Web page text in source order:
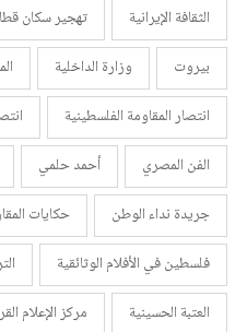
الثقافة الإيرانية
تهجير سكان
بيروت
وزارة الداخلية
انتصار المقاومة الفلسطينية
الفن المصري
أحمد حلمي
جريدة نداء الوطن
حكايات
فلسطين في الأفلام الوثائقية
العتبة الحسينية
مركز الإعلام